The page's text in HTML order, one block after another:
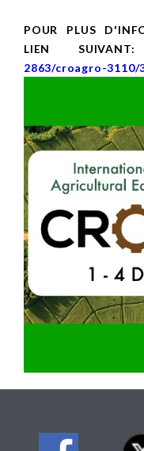
POUR PLUS
LIEN
2863/croagro-3110/